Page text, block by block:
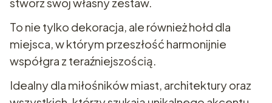
To nie tylko dekoracja, ale również hołd dla
miejsca, w którym przeszłość harmonijnie
współgra z teraźniejszością.
Idealny dla miłośników miast, architektury oraz